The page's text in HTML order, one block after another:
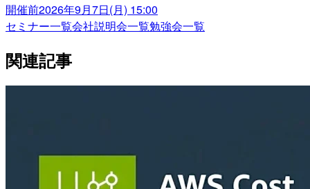
開催前2026年9月7日(月) 15:00
セミナー一覧会社説明会一覧勉強会一覧
関連記事